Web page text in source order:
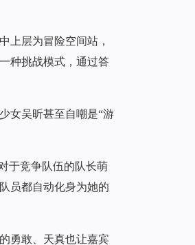
上层为冒险空间站，
种挑战模式，通过答
女吴昕甚至自嘲是“游
于竞争队伍的队长萌
员都自动化身为她的
勇敢、天真也让嘉宾